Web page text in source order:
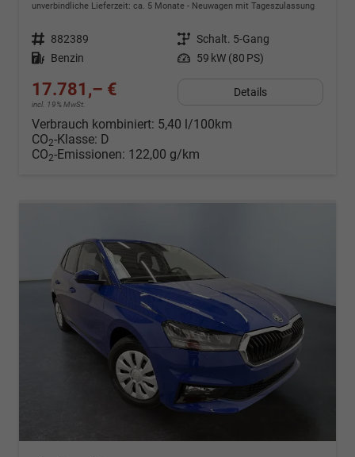
unverbindliche Lieferzeit: ca. 5 Monate Neuwagen mit Tageszulassung
Fahrzeugnr. 882389 Getriebe Schalt. 5-Gang
Kraftstoff Benzin Leistung 59 kW (80 PS)
17.781,– €
incl. 19% MwSt.
Details
Verbrauch kombiniert: 5,40 l/100km
CO2-Klasse: D
CO2-Emissionen: 122,00 g/km